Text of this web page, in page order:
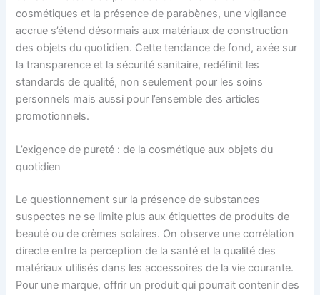
cosmétiques et la présence de parabènes, une vigilance
accrue s’étend désormais aux matériaux de construction
des objets du quotidien. Cette tendance de fond, axée sur
la transparence et la sécurité sanitaire, redéfinit les
standards de qualité, non seulement pour les soins
personnels mais aussi pour l’ensemble des articles
promotionnels.
L’exigence de pureté : de la cosmétique aux objets du
quotidien
Le questionnement sur la présence de substances
suspectes ne se limite plus aux étiquettes de produits de
beauté ou de crèmes solaires. On observe une corrélation
directe entre la perception de la santé et la qualité des
matériaux utilisés dans les accessoires de la vie courante.
Pour une marque, offrir un produit qui pourrait contenir des